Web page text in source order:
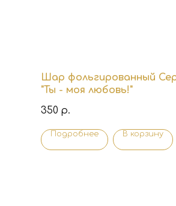
Шар фольгированный
"Ты - моя любовь!"
350 р.
Подробнее В корзину